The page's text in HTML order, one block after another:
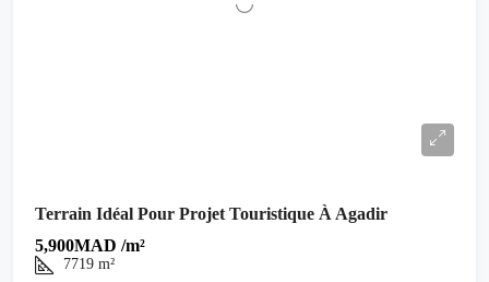
Terrain Idéal Pour Projet Touristique À Agadir
5,900MAD /m²
7719 m²